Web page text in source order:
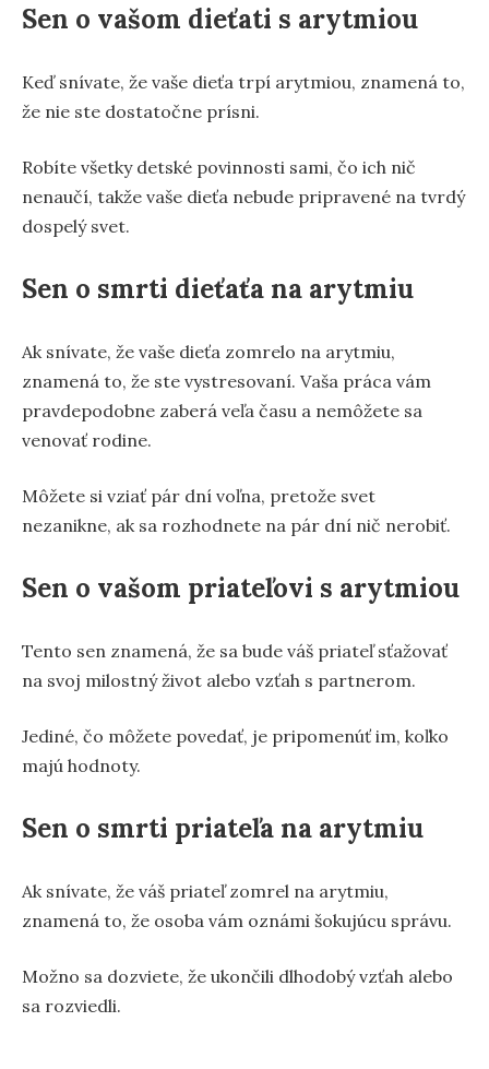
Sen o vašom dieťati s arytmiou
Keď snívate, že vaše dieťa trpí arytmiou, znamená to,
že nie ste dostatočne prísni.
Robíte všetky detské povinnosti sami, čo ich nič
nenaučí, takže vaše dieťa nebude pripravené na tvrdý
dospelý svet.
Sen o smrti dieťaťa na arytmiu
Ak snívate, že vaše dieťa zomrelo na arytmiu,
znamená to, že ste vystresovaní. Vaša práca vám
pravdepodobne zaberá veľa času a nemôžete sa
venovať rodine.
Môžete si vziať pár dní voľna, pretože svet
nezanikne, ak sa rozhodnete na pár dní nič nerobiť.
Sen o vašom priateľovi s arytmiou
Tento sen znamená, že sa bude váš priateľ sťažovať
na svoj milostný život alebo vzťah s partnerom.
Jediné, čo môžete povedať, je pripomenúť im, koľko
majú hodnoty.
Sen o smrti priateľa na arytmiu
Ak snívate, že váš priateľ zomrel na arytmiu,
znamená to, že osoba vám oznámi šokujúcu správu.
Možno sa dozviete, že ukončili dlhodobý vzťah alebo
sa rozviedli.